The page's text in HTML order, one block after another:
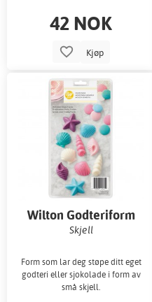
42 NOK
Kjøp
Wilton Godteriform
Skjell
Form som lar deg støpe ditt eget
godteri eller sjokolade i form av
små skjell.